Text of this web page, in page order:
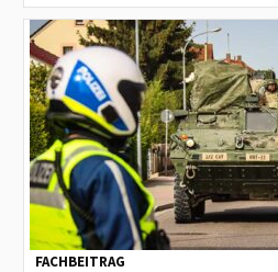
FACHBEITRAG